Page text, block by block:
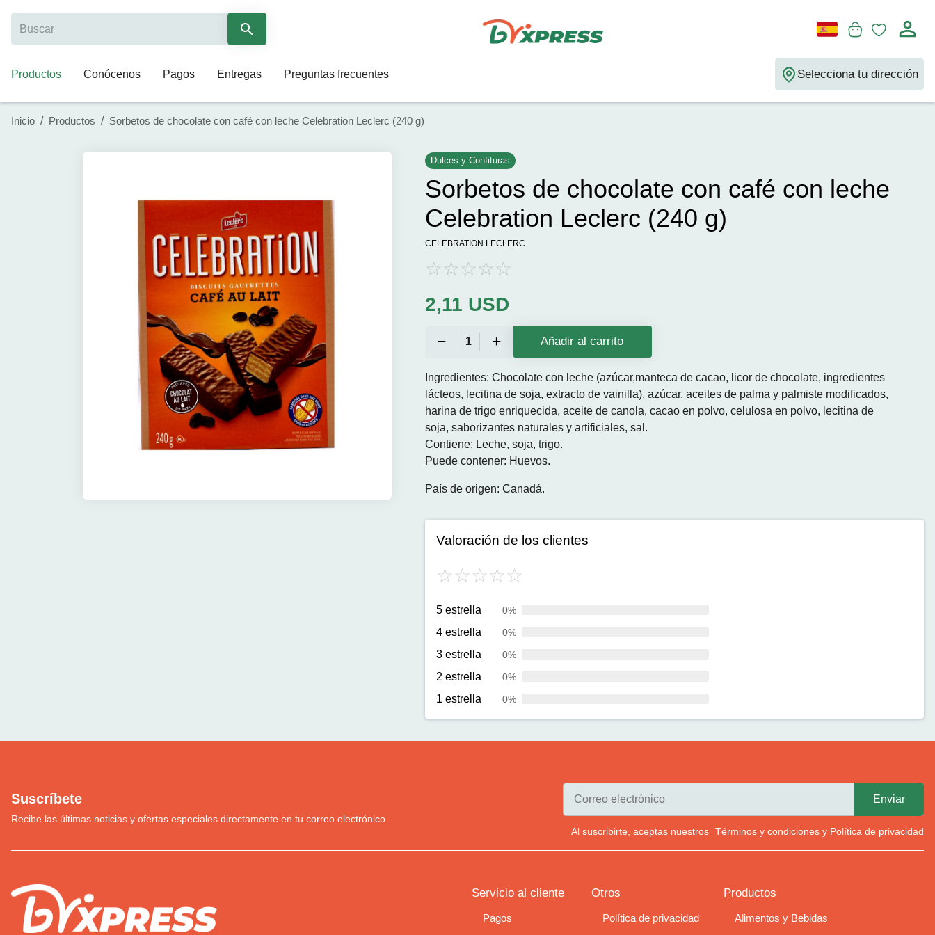
Productos Conócenos Pagos Entregas Preguntas frecuentes Selecciona tu dirección
Inicio / Productos / Sorbetos de chocolate con café con leche Celebration Leclerc (240 g)
Dulces y Confituras
Sorbetos de chocolate con café con leche
Celebration Leclerc (240 g)
CELEBRATION LECLERC
2,11 USD
Añadir al carrito
Ingredientes: Chocolate con leche (azúcar,manteca de cacao, licor de chocolate, ingredientes
lácteos, lecitina de soja, extracto de vainilla), azúcar, aceites de palma y palmiste modificados,
harina de trigo enriquecida, aceite de canola, cacao en polvo, celulosa en polvo, lecitina de
soja, saborizantes naturales y artificiales, sal.
Contiene: Leche, soja, trigo.
Puede contener: Huevos.
País de origen: Canadá.
Valoración de los clientes
5 estrella 0%
4 estrella 0%
3 estrella 0%
2 estrella 0%
1 estrella 0%
Suscríbete
Recibe las últimas noticias y ofertas especiales directamente en tu correo electrónico.
Al suscribirte, aceptas nuestros Términos y condiciones y Política de privacidad
Servicio al cliente
Pagos
Otros
Política de privacidad
Productos
Alimentos y Bebidas